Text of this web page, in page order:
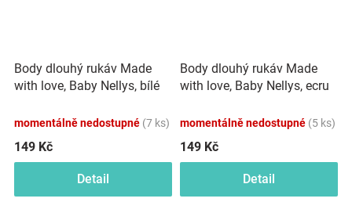
Body dlouhý rukáv Made
with love, Baby Nellys, bílé
momentálně nedostupné (7 ks)
149 Kč
Detail
Body dlouhý rukáv Made
with love, Baby Nellys, ecru
momentálně nedostupné (5 ks)
149 Kč
Detail